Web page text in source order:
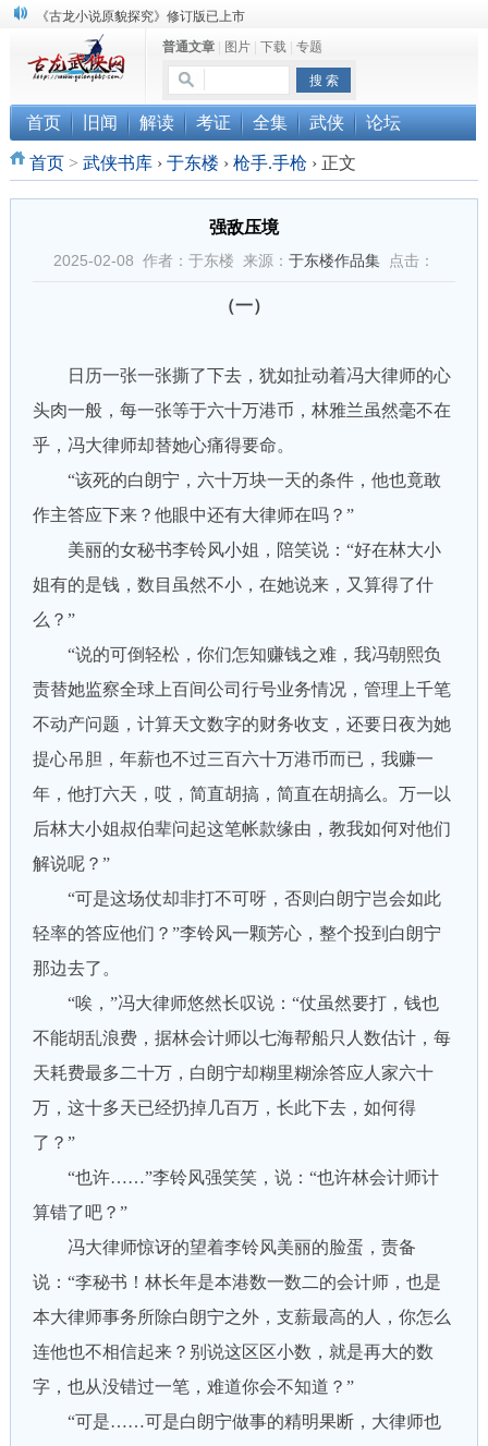
《古龙小说原貌探究》修订版已上市
顾雪衣《古龙武侠小说知见录》上市
“武侠书库”查缺补漏活动圆满结束
普通文章| 图片| 下载| 专题
首页 旧闻 解读 考证 全集 武侠 论坛
首页> 武侠书库 › 于东楼 › 枪手.手枪 ›正文
强敌压境
2025-02-08 作者：于东楼 来源： 于东楼作品集点击：
（一）
日历一张一张撕了下去，犹如扯动着冯大律师的心
头肉一般，每一张等于六十万港币，林雅兰虽然毫不在
乎，冯大律师却替她心痛得要命。
“该死的白朗宁，六十万块一天的条件，他也竟敢
作主答应下来？他眼中还有大律师在吗？”
美丽的女秘书李铃风小姐，陪笑说：“好在林大小
姐有的是钱，数目虽然不小，在她说来，又算得了什
么？”
“说的可倒轻松，你们怎知赚钱之难，我冯朝熙负
责替她监察全球上百间公司行号业务情况，管理上千笔
不动产问题，计算天文数字的财务收支，还要日夜为她
提心吊胆，年薪也不过三百六十万港币而已，我赚一
年，他打六天，哎，简直胡搞，简直在胡搞么。万一以
后林大小姐叔伯辈问起这笔帐款缘由，教我如何对他们
解说呢？”
“可是这场仗却非打不可呀，否则白朗宁岂会如此
轻率的答应他们？”李铃风一颗芳心，整个投到白朗宁
那边去了。
“唉，”冯大律师悠然长叹说：“仗虽然要打，钱也
不能胡乱浪费，据林会计师以七海帮船只人数估计，每
天耗费最多二十万，白朗宁却糊里糊涂答应人家六十
万，这十多天已经扔掉几百万，长此下去，如何得
了？”
“也许……”李铃风强笑笑，说：“也许林会计师计
算错了吧？”
冯大律师惊讶的望着李铃风美丽的脸蛋，责备
说：“李秘书！林长年是本港数一数二的会计师，也是
本大律师事务所除白朗宁之外，支薪最高的人，你怎么
连他也不相信起来？别说这区区小数，就是再大的数
字，也从没错过一笔，难道你会不知道？”
“可是……可是白朗宁做事的精明果断，大律师也